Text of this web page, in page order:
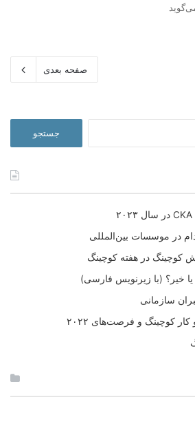
صفحه بعدی
در موسسات بین‌المللی
کوچینگ در هفته کوچینگ
خیر؟ (با زیرنویس فارسی)
سازمانی
کوچینگ و فرصت‌های ۲۰۲۲